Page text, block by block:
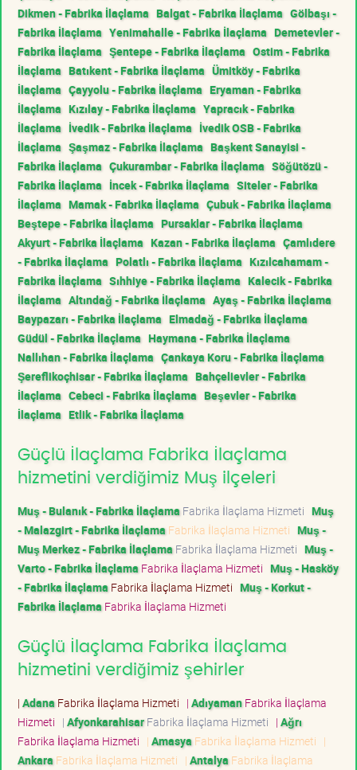
Dikmen - Fabrika İlaçlama Balgat - Fabrika İlaçlama Gölbaşı -
Fabrika İlaçlama Yenimahalle - Fabrika İlaçlama Demetevler -
Fabrika İlaçlama Şentepe - Fabrika İlaçlama Ostim - Fabrika
İlaçlama Batıkent - Fabrika İlaçlama Ümitköy - Fabrika
İlaçlama Çayyolu - Fabrika İlaçlama Eryaman - Fabrika
İlaçlama Kızılay - Fabrika İlaçlama Yapracık - Fabrika
İlaçlama İvedik - Fabrika İlaçlama İvedik OSB - Fabrika
İlaçlama Şaşmaz - Fabrika İlaçlama Başkent Sanayisi -
Fabrika İlaçlama Çukurambar - Fabrika İlaçlama Söğütözü -
Fabrika İlaçlama İncek - Fabrika İlaçlama Siteler - Fabrika
İlaçlama Mamak - Fabrika İlaçlama Çubuk - Fabrika İlaçlama
Beştepe - Fabrika İlaçlama Pursaklar - Fabrika İlaçlama
Akyurt - Fabrika İlaçlama Kazan - Fabrika İlaçlama Çamlıdere
- Fabrika İlaçlama Polatlı - Fabrika İlaçlama Kızılcahamam -
Fabrika İlaçlama Sıhhiye - Fabrika İlaçlama Kalecik - Fabrika
İlaçlama Altındağ - Fabrika İlaçlama Ayaş - Fabrika İlaçlama
Baypazarı - Fabrika İlaçlama Elmadağ - Fabrika İlaçlama
Güdül - Fabrika İlaçlama Haymana - Fabrika İlaçlama
Nallıhan - Fabrika İlaçlama Çankaya Koru - Fabrika İlaçlama
Şereflikoçhisar - Fabrika İlaçlama Bahçelievler - Fabrika
İlaçlama Cebeci - Fabrika İlaçlama Beşevler - Fabrika
İlaçlama Etlik - Fabrika İlaçlama
Güçlü İlaçlama Fabrika İlaçlama
hizmetini verdiğimiz Muş ilçeleri
Muş - Bulanık - Fabrika İlaçlama Fabrika İlaçlama Hizmeti Muş
- Malazgirt - Fabrika İlaçlama Fabrika İlaçlama Hizmeti Muş -
Muş Merkez - Fabrika İlaçlama Fabrika İlaçlama Hizmeti Muş -
Varto - Fabrika İlaçlama Fabrika İlaçlama Hizmeti Muş - Hasköy
- Fabrika İlaçlama Fabrika İlaçlama Hizmeti Muş - Korkut -
Fabrika İlaçlama Fabrika İlaçlama Hizmeti
Güçlü İlaçlama Fabrika İlaçlama
hizmetini verdiğimiz şehirler
| Adana Fabrika İlaçlama Hizmeti | AdıyamanFabrika İlaçlama
Hizmeti | AfyonkarahisarFabrika İlaçlama Hizmeti | Ağrı
Fabrika İlaçlama Hizmeti | Amasya Fabrika İlaçlama Hizmeti |
Ankara Fabrika İlaçlama Hizmeti | Antalya Fabrika İlaçlama